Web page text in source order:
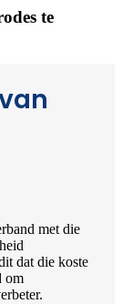
te
met die
dat die koste
om